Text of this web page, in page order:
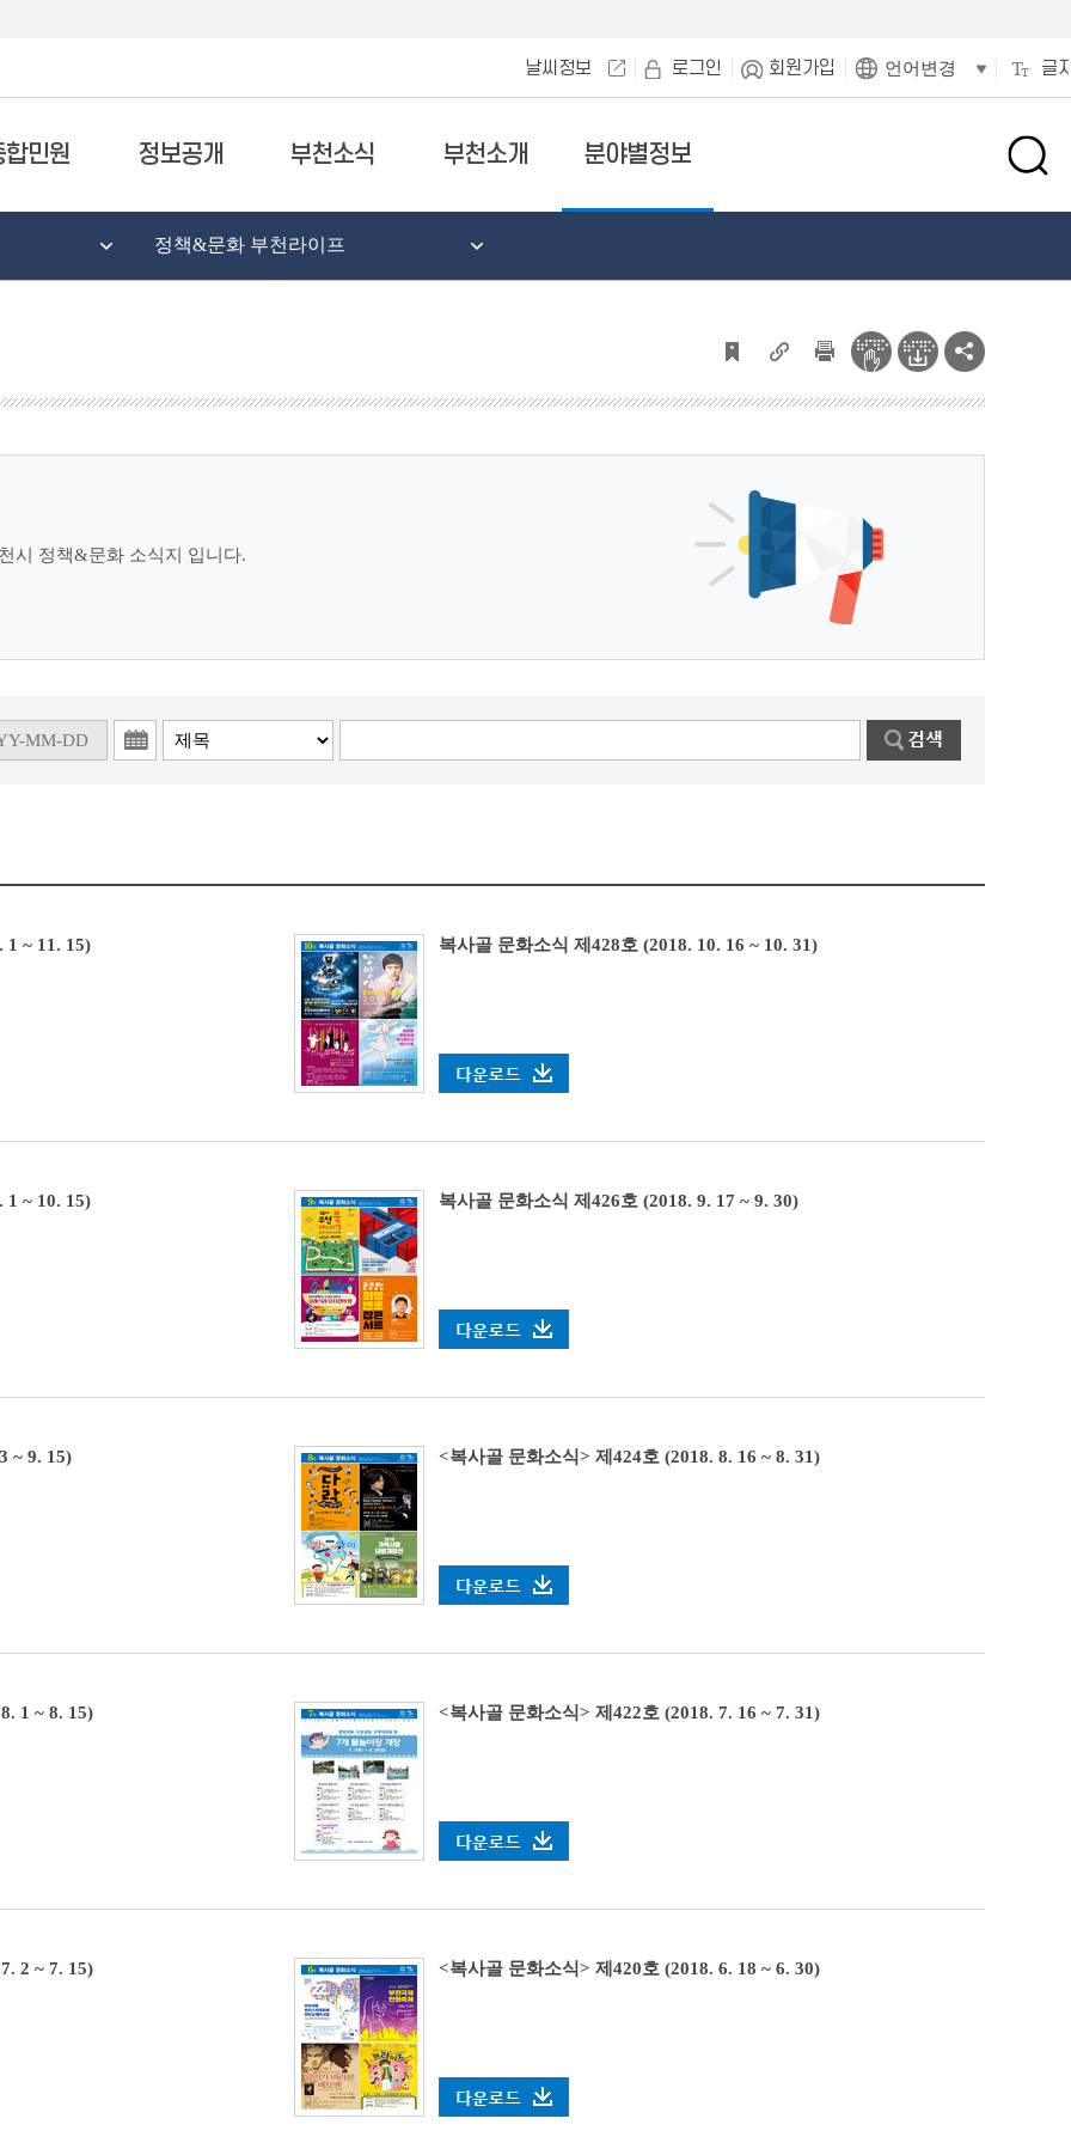
날씨정보 로그인 회원가입 언어변경 글
합민원 정보공개 부천소식 부천소개 분야별정보
검
창
정책&문화 부천라이프
시 정책&문화 소식지 입니다.
1 ~ 11. 15) 복사골 문화소식 제428호 (2018. 10. 16 ~ 10. 31)
1 ~ 10. 15) 복사골 문화소식 제426호 (2018. 9. 17 ~ 9. 30)
~ 9. 15) <복사골 문화소식> 제424호 (2018. 8. 16 ~ 8. 31)
1 ~ 8. 15) <복사골 문화소식> 제422호 (2018. 7. 16 ~ 7. 31)
2 ~ 7. 15) <복사골 문화소식> 제420호 (2018. 6. 18 ~ 6. 30)